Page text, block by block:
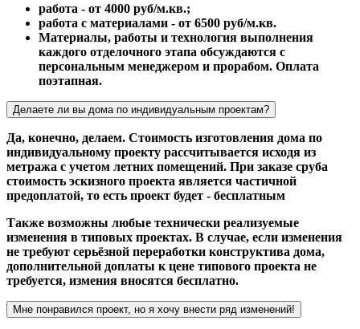
работа - от 4000 руб/м.кв.;
работа с материалами - от 6500 руб/м.кв.
Материалы, работы и технология выполнения
каждого отделочного этапа обсуждаются с
персональным менеджером и прорабом. Оплата
поэтапная.
Делаете ли вы дома по индивидуальным проектам?
Да, конечно, делаем. Стоимость изготовления дома по
индивидуальному проекту рассчитывается исходя из
метража с учетом летних помещений. При заказе сруба
стоимость эскизного проекта является частичной
предоплатой, то есть проект будет - бесплатным
Также возможны любые технически реализуемые
изменения в типовых проектах. В случае, если изменения
не требуют серьёзной переработки конструктива дома,
дополнительной доплаты к цене типового проекта не
требуется, измения вносятся бесплатно.
Мне понравился проект, но я хочу внести ряд изменений!